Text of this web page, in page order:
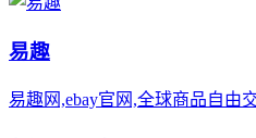
易趣
易趣网,ebay官网,全球商品自由